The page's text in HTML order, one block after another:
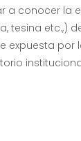
a conocer la
tesina etc.,)
expuesta por